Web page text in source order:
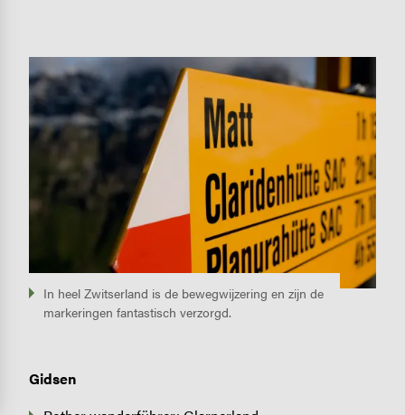
Image
In heel Zwitserland is de bewegwijzering en zijn de
markeringen fantastisch verzorgd.
Gidsen